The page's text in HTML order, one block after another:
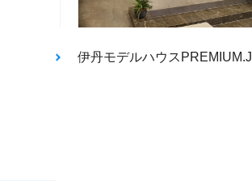
伊丹モデルハウスPREMIUM.J